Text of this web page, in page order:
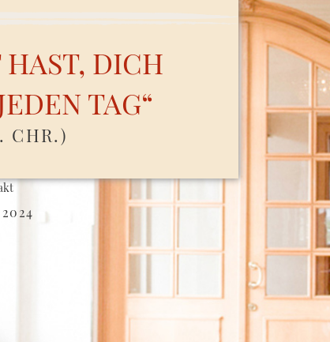
HAST, DICH
TAG“
CHR.)